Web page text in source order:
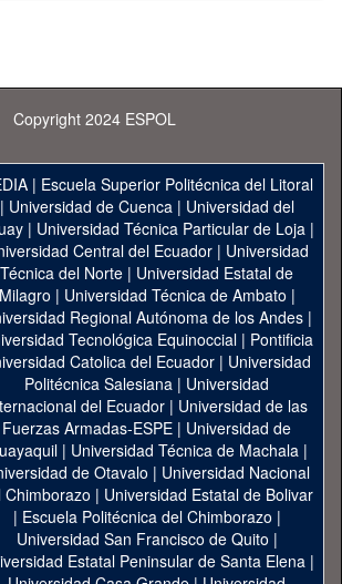
Copyright 2024 ESPOL
| Escuela Superior Politécnica del Litoral
| Universidad de Cuenca| Universidad del
| Universidad Técnica Particular de Loja|
Central del Ecuador| Universidad
Técnica del Norte | Universidad Estatal de
Milagro | Universidad Técnica de Ambato |
Regional Autónoma de los Andes|
Tecnológica Equinoccial| Pontificia
Catolica del Ecuador | Universidad
Politécnica Salesiana | Universidad
del Ecuador | Universidad de las
Fuerzas Armadas-ESPE | Universidad de
| Universidad Técnica de Machala|
de Otavalo | Universidad Nacional
Chimborazo | Universidad Estatal de Bolivar
| Escuela Politécnica del Chimborazo |
Universidad San Francisco de Quito |
Estatal Peninsular de Santa Elena|